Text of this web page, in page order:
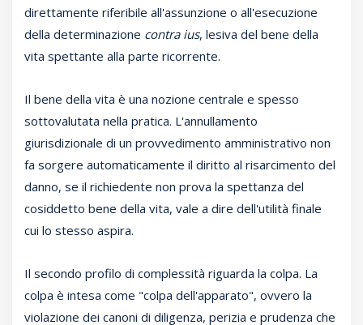
direttamente riferibile all'assunzione o all'esecuzione
della determinazione contra ius, lesiva del bene della
vita spettante alla parte ricorrente.
Il bene della vita è una nozione centrale e spesso
sottovalutata nella pratica. L'annullamento
giurisdizionale di un provvedimento amministrativo non
fa sorgere automaticamente il diritto al risarcimento del
danno, se il richiedente non prova la spettanza del
cosiddetto bene della vita, vale a dire dell'utilità finale
cui lo stesso aspira.
Il secondo profilo di complessità riguarda la colpa. La
colpa è intesa come "colpa dell'apparato", ovvero la
violazione dei canoni di diligenza, perizia e prudenza che